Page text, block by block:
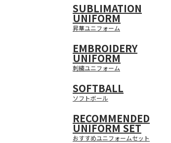
SUBLIMATION
UNIFORM
昇華ユニフォーム
EMBROIDERY
UNIFORM
刺繍ユニフォーム
SOFTBALL
ソフトボール
RECOMMENDED
UNIFORM SET
おすすめユニフォームセット